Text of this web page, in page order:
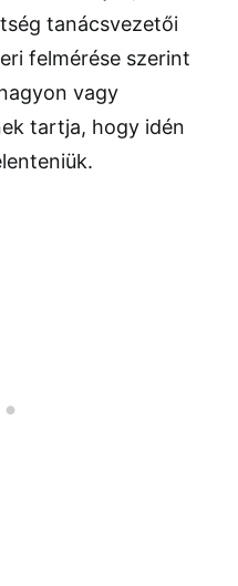
tanácsvezetői
felmérése szerint
vagy
tartja, hogy idén